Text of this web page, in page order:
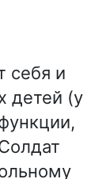
себя и
детей (у